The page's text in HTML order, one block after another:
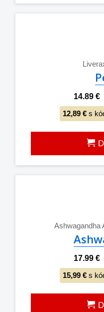
14.89 €
12,89 € s
Ashwagandha
17.99 €
15,99 € s